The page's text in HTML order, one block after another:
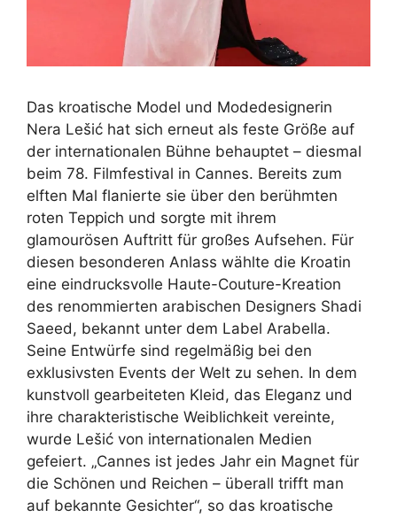
Das kroatische Model und Modedesignerin
Nera Lešić hat sich erneut als feste Größe auf
der internationalen Bühne behauptet – diesmal
beim 78. Filmfestival in Cannes. Bereits zum
elften Mal flanierte sie über den berühmten
roten Teppich und sorgte mit ihrem
glamourösen Auftritt für großes Aufsehen. Für
diesen besonderen Anlass wählte die Kroatin
eine eindrucksvolle Haute-Couture-Kreation
des renommierten arabischen Designers Shadi
Saeed, bekannt unter dem Label Arabella.
Seine Entwürfe sind regelmäßig bei den
exklusivsten Events der Welt zu sehen. In dem
kunstvoll gearbeiteten Kleid, das Eleganz und
ihre charakteristische Weiblichkeit vereinte,
wurde Lešić von internationalen Medien
gefeiert. „Cannes ist jedes Jahr ein Magnet für
die Schönen und Reichen – überall trifft man
auf bekannte Gesichter“, so das kroatische